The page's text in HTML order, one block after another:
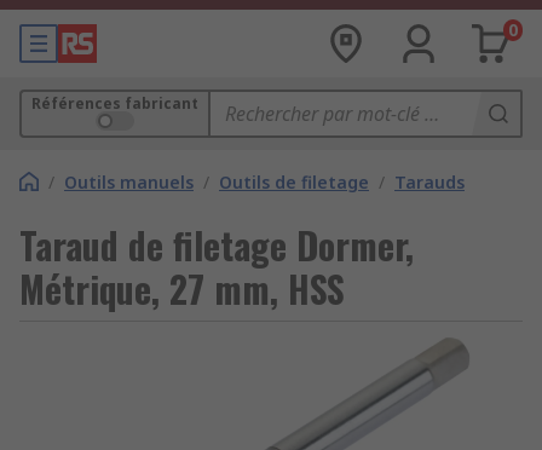
0
Références fabricant
/ Outils manuels / Outils de filetage / Tarauds
Taraud de filetage Dormer,
Métrique, 27 mm, HSS